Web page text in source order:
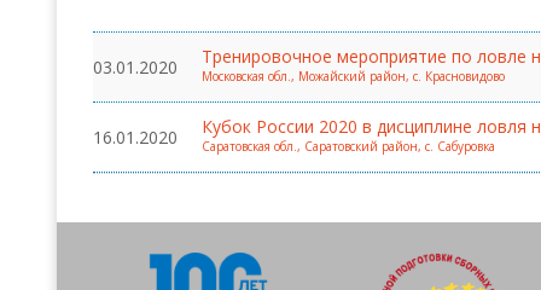
03.01.2020 Тренировочное мероприятие по ловле
Московская обл., Можайский район, с. Красновидово
16.01.2020 Кубок России 2020 в дисциплине ловля
Саратовская обл., Саратовский район, с. Сабуровка
Судейские документы